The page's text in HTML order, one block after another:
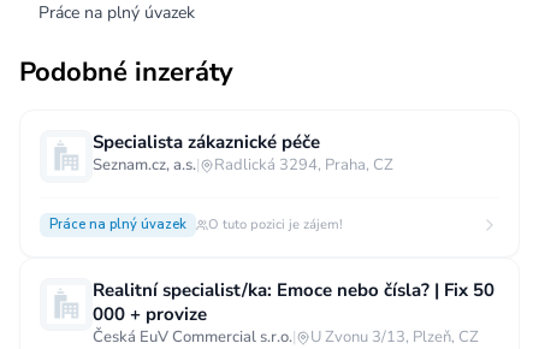
Práce na plný úvazek
Podobné inzeráty
Specialista zákaznické péče
Seznam.cz, a.s.| Radlická 3294, Praha, CZ
Práce na plný úvazek O tuto pozici je zájem!
Realitní specialist/ka: Emoce nebo čísla? | Fix 50
000 + provize
Česká EuV Commercial s.r.o.| U Zvonu 3/13, Plzeň, CZ